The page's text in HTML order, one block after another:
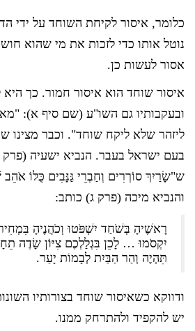
כלומר, איסור לקיחת השוחד על ידי
נוטל אותו כדי לזכות את מי שהוא
אסור לעשות כן.
איסור שוחד הוא איסור חמור. כך
ובעקבותיו גם השו"ע (שם סיף א):
ליזהר שלא ליקח שוחד". וכבר
בעם ישראל בעבר. הנביא ישעיה (פרק
ש"שָׂרַיִךְ סוֹרְרִים וְחַבְרֵי גַּנָּבִים כֻּלּוֹ
והנביא מיכה (פרק ג) כותב:
רָאשֶׁיהָ בְּשֹׁחַד יִשְׁפֹּטוּ וְכֹהֲנֶיהָ בִּמְחִיר
יִקְסֹמוּ … לָכֵן בִּגְלַלְכֶם צִיּוֹן שָׂדֶה
תִּהְיֶה וְהַר הַבַּיִת לְבָמוֹת יָעַר.
ודווקא כשאיסור שוחד בצורותיו
יש להקפיד ולהתרחק ממנו.